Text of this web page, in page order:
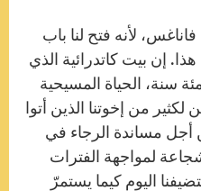
لأنه فتح لنا باب
إن بيت كاتدرائية الذي
سنة، الحياة المسيحية
من إخوتنا الذين أتوا
أجل مساندة الرجاء في
لمواجهة الفترات
اليوم كيما يستمرّ